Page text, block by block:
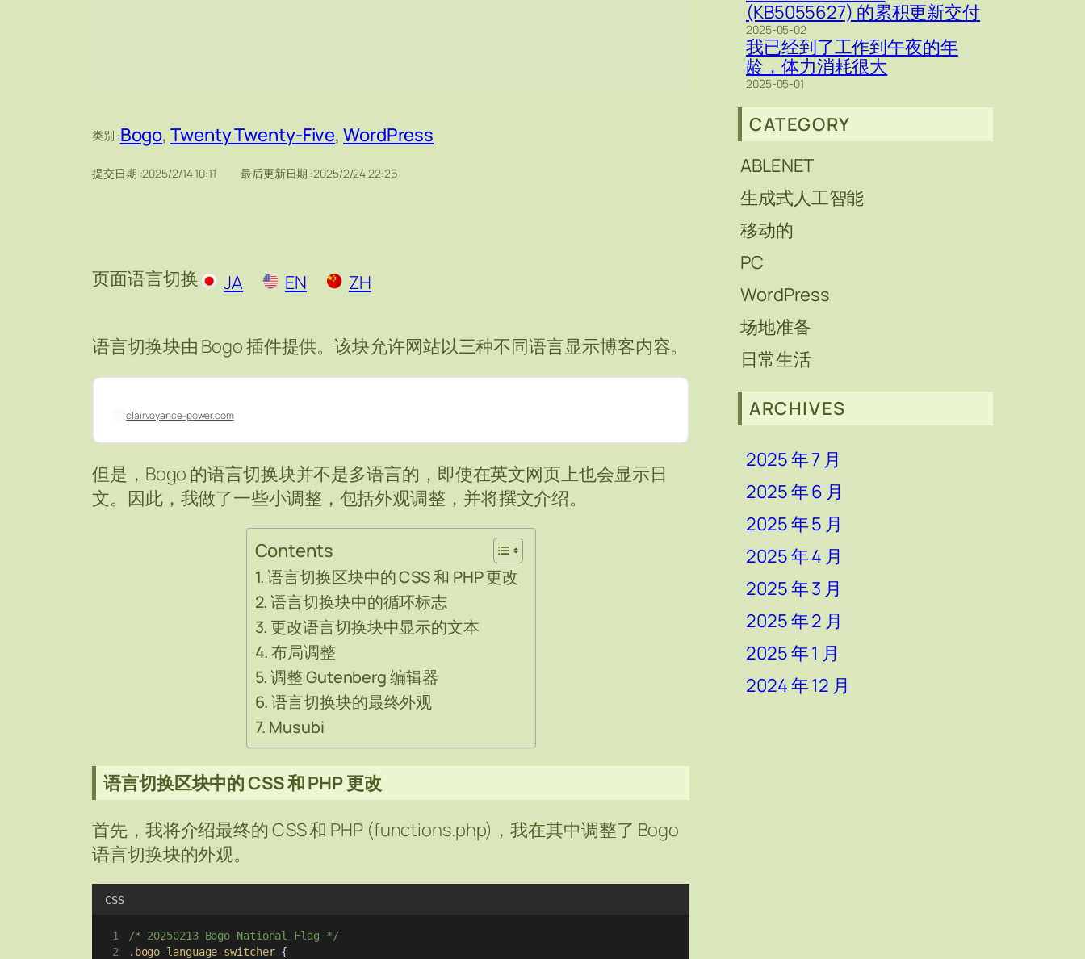
类别 :Bogo, Twenty Twenty-Five, WordPress
提交日期 :2025/2/14 10:11 最后更新日期 :2025/2/24 22:26
页面语言切换 EN
JA ZH
语言切换块由 Bogo 插件提供。该块允许网站以三种不同语言显示博客内容。
clairvoyance-power.com
但是，Bogo 的语言切换块并不是多语言的，即使在英文网页上也会显示日
文。因此，我做了一些小调整，包括外观调整，并将撰文介绍。
Contents
语言切换区块中的 CSS 和 PHP 更改
语言切换块中的循环标志
更改语言切换块中显示的文本
布局调整
调整 Gutenberg 编辑器
语言切换块的最终外观
Musubi
语言切换区块中的 CSS 和 PHP 更改
首先，我将介绍最终的 CSS 和 PHP (functions.php)，我在其中调整了 Bogo
语言切换块的外观。
CSS
/* 20250213 Bogo National Flag */
.bogo-language-switcher {
(KB5055627) 的累积更新交付
2025-05-02
我已经到了工作到午夜的年
龄，体力消耗很大
2025-05-01
CATEGORY
ABLENET
生成式人工智能
移动的
PC
WordPress
场地准备
日常生活
ARCHIVES
2025 年 7 月
2025 年 6 月
2025 年 5 月
2025 年 4 月
2025 年 3 月
2025 年 2 月
2025 年 1 月
2024 年 12 月